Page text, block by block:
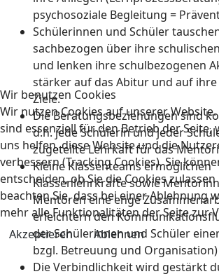
psychosoziale Begleitung =
Schülerinnen und Schüler
sachbezogen über ihre
und lenken ihre schulbezogenen
stärker auf das Abitur und auf
Ziele.
Die Beratungsbeziehungen sind
d.h. jede Schülerin und jeder
zugeteilte Lehrkaft für das
Kleine Klassenteams ermöglichen
Klassenlehrkräfte sowie
Mentoren eine enge
erleichtern den
der Schülerinnen und Schüler
bzgl. Betreuung und Organisation)
Die Verbindlichkeit wird gestärkt
Wir benutzen Cookies
Wir nutzen Cookies auf unserer
sind essenziell für den Betrieb der Seite,
uns helfen, diese Website und die
verbessern (Tracking Cookies). Sie
entscheiden, ob Sie die Cookies
beachten Sie, dass bei einer Ablehnung
mehr alle Funktionalitäten der Seite zur
Akzeptieren
Ablehnen